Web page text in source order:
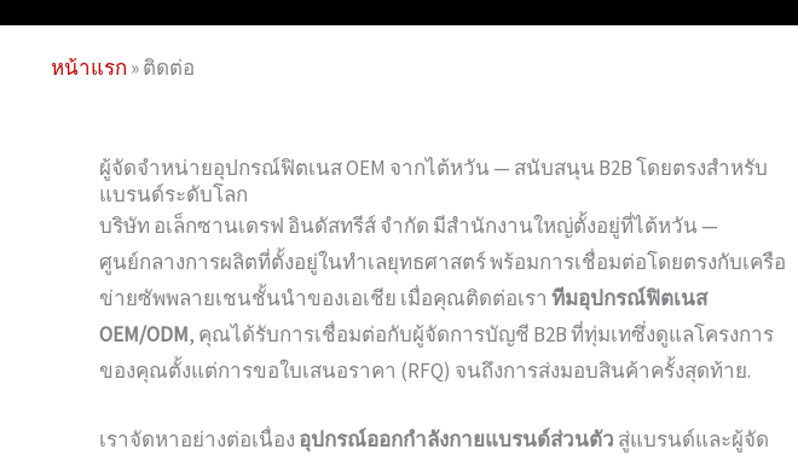
หน้าแรก »ติดต่อ
ผู้จัดจำหน่ายอุปกรณ์ฟิตเนส OEM จากไต้หวัน — สนับสนุน B2B โดยตรงสำหรับ
แบรนด์ระดับโลก
บริษัท อเล็กซานเดรฟ อินดัสทรีส์ จำกัด มีสำนักงานใหญ่ตั้งอยู่ที่ไต้หวัน —
ศูนย์กลางการผลิตที่ตั้งอยู่ในทำเลยุทธศาสตร์ พร้อมการเชื่อมต่อโดยตรงกับเครือ
ข่ายซัพพลายเชนชั้นนำของเอเชีย เมื่อคุณติดต่อเรา ทีมอุปกรณ์ฟิตเนส
OEM/ODM, คุณได้รับการเชื่อมต่อกับผู้จัดการบัญชี B2B ที่ทุ่มเทซึ่งดูแลโครงการ
ของคุณตั้งแต่การขอใบเสนอราคา (RFQ) จนถึงการส่งมอบสินค้าครั้งสุดท้าย.
เราจัดหาอย่างต่อเนื่อง อุปกรณ์ออกกำลังกายแบรนด์ส่วนตัว สู่แบรนด์และผู้จัด